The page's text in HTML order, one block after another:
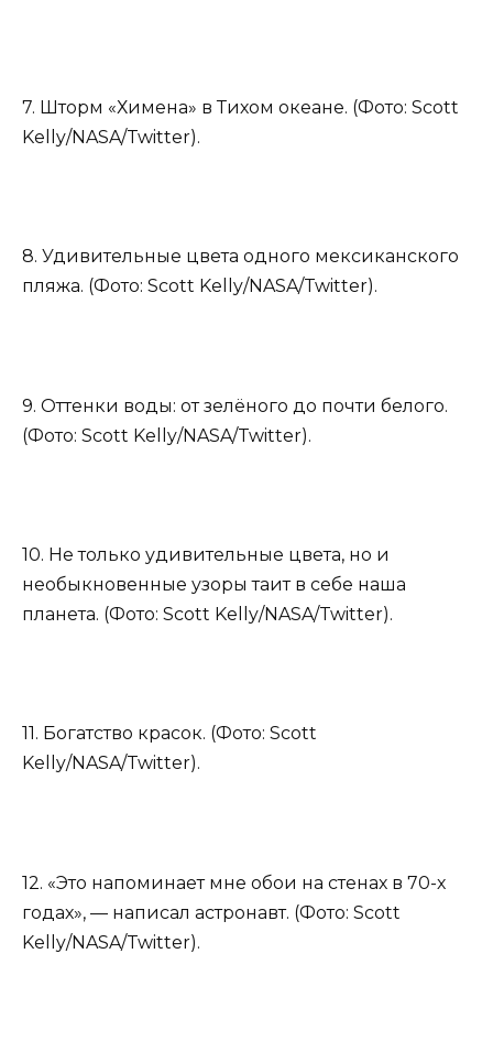
7. Шторм «Химена» в Тихом океане. (Фото: Scott
Kelly/NASA/Twitter).
8. Удивительные цвета одного мексиканского
пляжа. (Фото: Scott Kelly/NASA/Twitter).
9. Оттенки воды: от зелёного до почти белого.
(Фото: Scott Kelly/NASA/Twitter).
10. Не только удивительные цвета, но и
необыкновенные узоры таит в себе наша
планета. (Фото: Scott Kelly/NASA/Twitter).
11. Богатство красок. (Фото: Scott
Kelly/NASA/Twitter).
12. «Это напоминает мне обои на стенах в 70-х
годах», — написал астронавт. (Фото: Scott
Kelly/NASA/Twitter).